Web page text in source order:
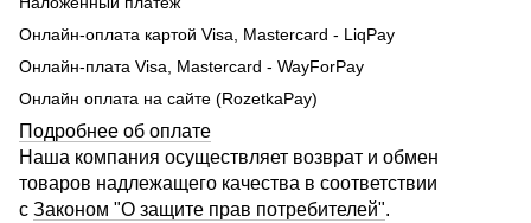
Онлайн-оплата картой Visa, Mastercard - LiqPay
Онлайн-плата Visa, Mastercard - WayForPay
Онлайн оплата на сайте (RozetkaPay)
Подробнее об оплате
Наша компания осуществляет возврат и обмен
товаров надлежащего качества в соответствии
с Законом "О защите прав потребителей".